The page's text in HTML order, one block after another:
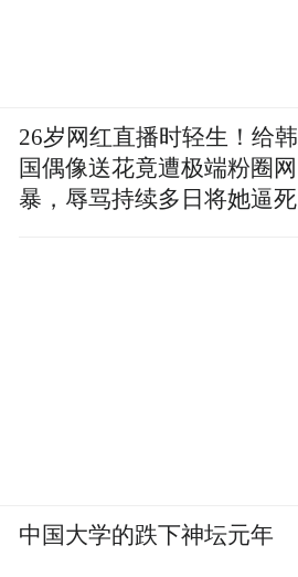
26岁网红直播时轻生！给韩
国偶像送花竟遭极端粉圈网
暴，辱骂持续多日将她逼死
中国大学的跌下神坛元年